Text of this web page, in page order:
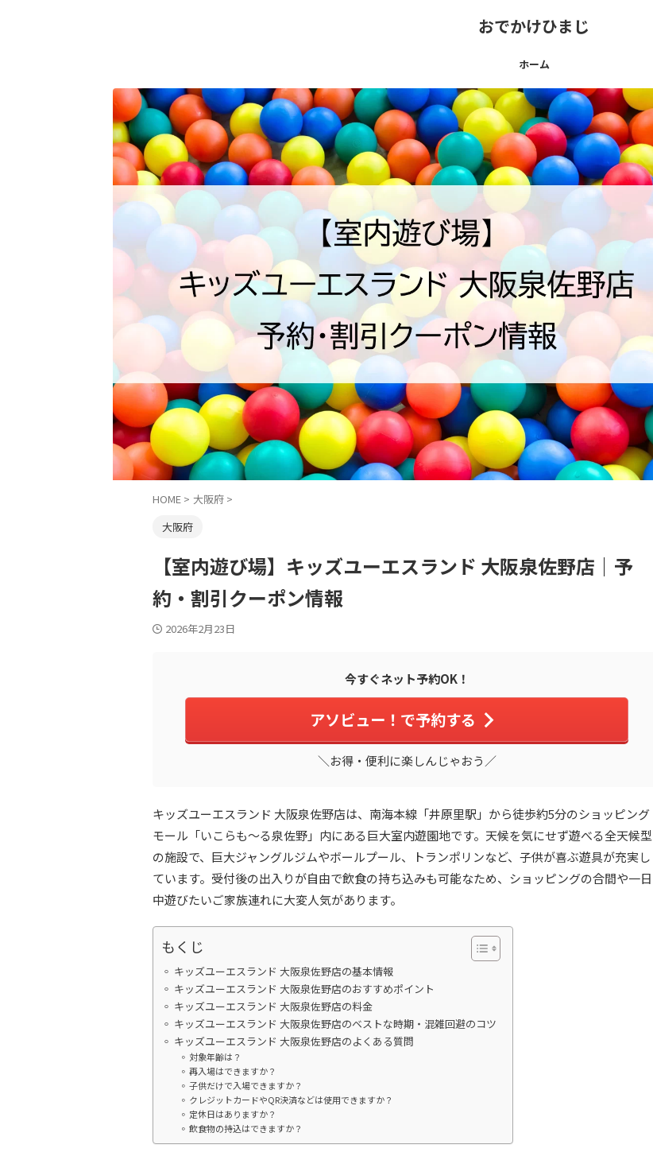
おでかけひまじ
ホーム
HOME > 大阪府 >
大阪府
【室内遊び場】キッズユーエスランド 大阪泉佐野店｜予
約・割引クーポン情報
2026年2月23日
今すぐネット予約OK！
アソビュー！で予約する
＼お得・便利に楽しんじゃおう／
キッズユーエスランド 大阪泉佐野店は、南海本線「井原里駅」から徒歩約5分のショッピング
モール「いこらも～る泉佐野」内にある巨大室内遊園地です。天候を気にせず遊べる全天候型
の施設で、巨大ジャングルジムやボールプール、トランポリンなど、子供が喜ぶ遊具が充実し
ています。受付後の出入りが自由で飲食の持ち込みも可能なため、ショッピングの合間や一日
中遊びたいご家族連れに大変人気があります。
もくじ
キッズユーエスランド 大阪泉佐野店の基本情報
キッズユーエスランド 大阪泉佐野店のおすすめポイント
キッズユーエスランド 大阪泉佐野店の料金
キッズユーエスランド 大阪泉佐野店のベストな時期・混雑回避のコツ
キッズユーエスランド 大阪泉佐野店のよくある質問
対象年齢は？
再入場はできますか？
子供だけで入場できますか？
クレジットカードやQR決済などは使用できますか？
定休日はありますか？
飲食物の持込はできますか？